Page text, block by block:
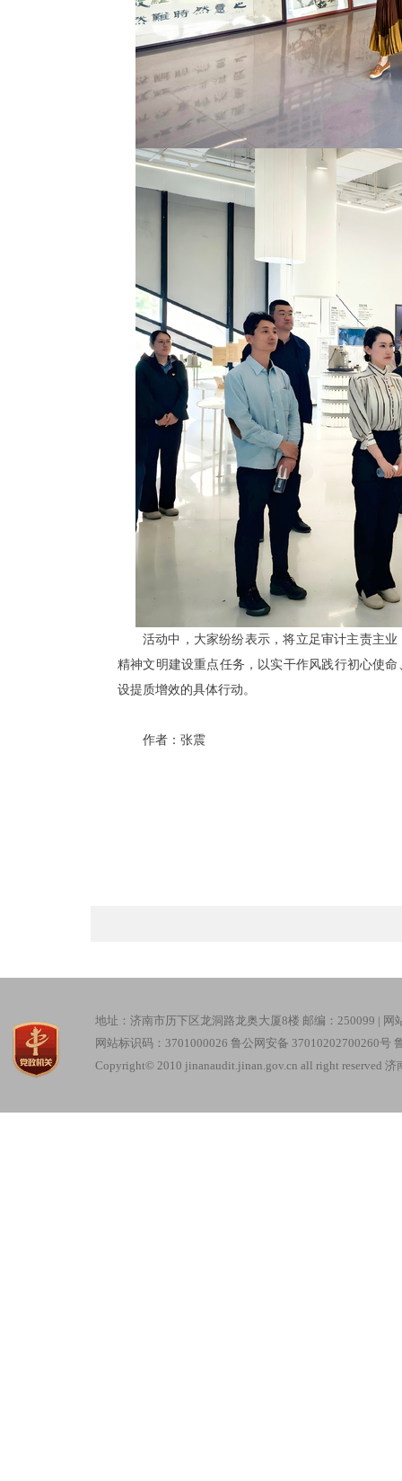
活动中，大家纷纷表示，将立足审计主责主
精神文明建设重点任务，以实干作风践行初心使
设提质增效的具体行动。
作者：张震
地址：济南市历下区龙洞路龙奥大厦8楼 邮编：250099 | 网
网站标识码：3701000026 鲁公网安备 37010202700260号
Copyright© 2010 jinanaudit.jinan.gov.cn all right reserved